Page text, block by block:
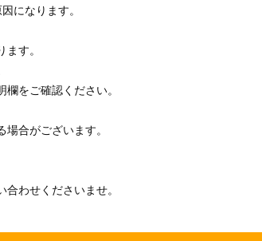
になります。
す。
をご確認ください。
合がございます。
わせくださいませ。